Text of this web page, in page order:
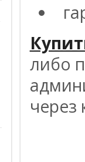
либо
через